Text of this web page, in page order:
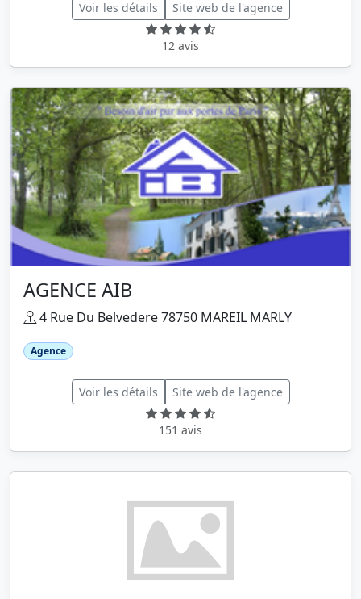
Voir les détails Site web de l'agence
12 avis
AGENCE AIB
4 Rue Du Belvedere 78750 MAREIL MARLY
Agence
Voir les détails Site web de l'agence
151 avis